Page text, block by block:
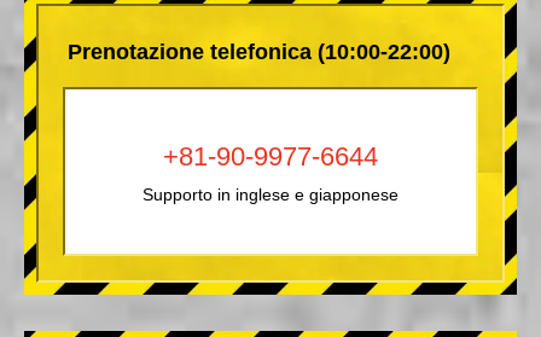
Prenotazione telefonica (10:00-22:00)
+81-90-9977-6644
Supporto in inglese e giapponese